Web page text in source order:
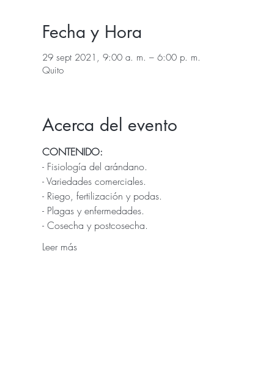
Fecha y Hora
29 sept 2021, 9:00 a. m. – 6:00 p. m.
Quito
Acerca del evento
CONTENIDO:
- Fisiología del arándano.
- Variedades comerciales.
- Riego, fertilización y podas.
- Plagas y enfermedades.
- Cosecha y postcosecha.
Leer más